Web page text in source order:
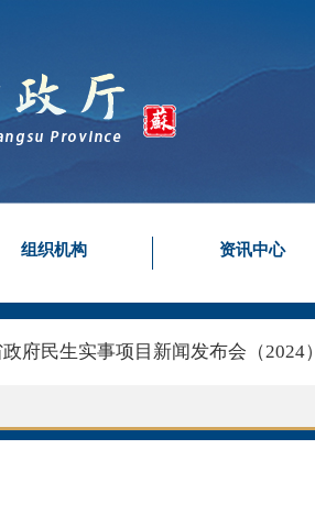
组织机构 资讯中心
府民生实事项目新闻发布会（2024）